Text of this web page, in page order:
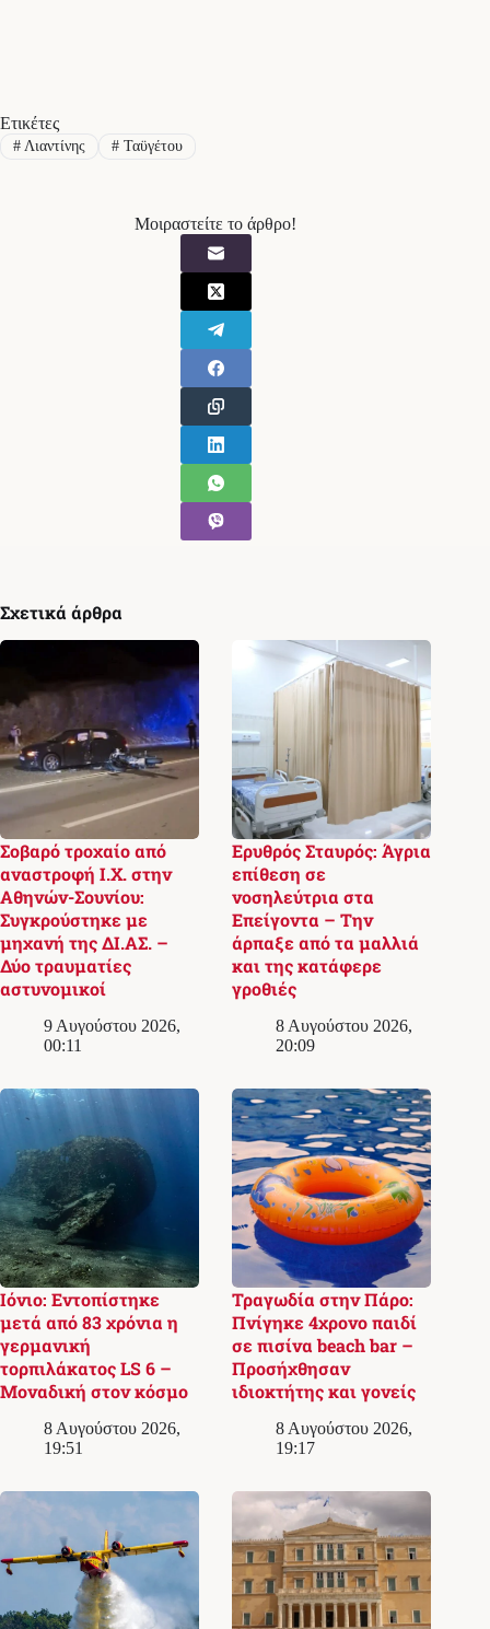
Ετικέτες
#Λιαντίνης #Ταϋγέτου
Μοιραστείτε το άρθρο!
Σχετικά άρθρα
Σοβαρό τροχαίο από
αναστροφή Ι.Χ. στην
Αθηνών-Σουνίου:
Συγκρούστηκε με
μηχανή της ΔΙ.ΑΣ. –
Δύο τραυματίες
αστυνομικοί
9 Αυγούστου 2026,
00:11
Ερυθρός Σταυρός: Άγρια
επίθεση σε
νοσηλεύτρια στα
Επείγοντα – Την
άρπαξε από τα μαλλιά
και της κατάφερε
γροθιές
8 Αυγούστου 2026,
20:09
Ιόνιο: Εντοπίστηκε
μετά από 83 χρόνια η
γερμανική
τορπιλάκατος LS 6 –
Μοναδική στον κόσμο
8 Αυγούστου 2026,
19:51
Τραγωδία στην Πάρο:
Πνίγηκε 4χρονο παιδί
σε πισίνα beach bar –
Προσήχθησαν
ιδιοκτήτης και γονείς
8 Αυγούστου 2026,
19:17